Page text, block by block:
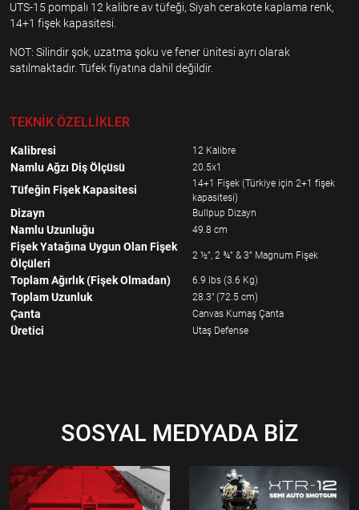
UTS-15 pompalı 12 kalibre av tüfeği, Siyah cerakote kaplama renk,
14+1 fişek kapasitesi.
NOT: Silindir şok, uzatma şoku ve fener ünitesi ayrı olarak
satılmaktadır. Tüfek fiyatına dahil değildir.
TEKNİK ÖZELLİKLER
Kalibresi 12 Kalibre
Namlu Ağzı Diş Ölçüsü 20.5x1
Tüfeğin Fişek Kapasitesi
14+1 Fişek (Türkiye için 2+1 fişek
kapasitesi)
Dizayn Bullpup Dizayn
Namlu Uzunluğu 49.8 cm
Fişek Yatağına Uygun Olan Fişek
Ölçüleri
2 ½”, 2 ¾” & 3” Magnum Fişek
Toplam Ağırlık (Fişek Olmadan) 6.9 lbs (3.6 Kg)
Toplam Uzunluk 28.3" (72.5 cm)
Çanta Canvas Kumaş Çanta
Üretici Utaş Defense
SOSYAL MEDYADA BİZ